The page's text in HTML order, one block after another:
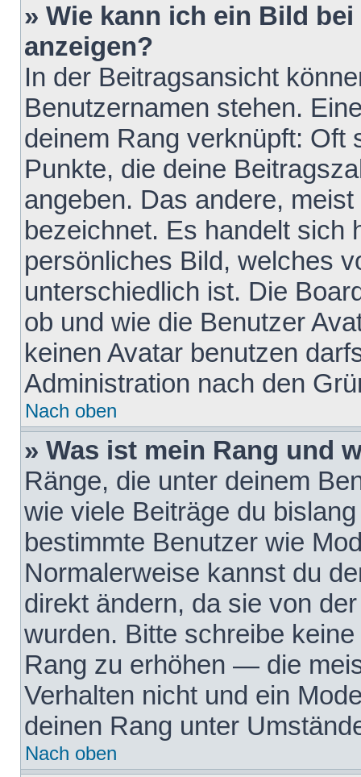
» Wie kann ich ein Bild
anzeigen?
In der Beitragsansicht
Benutzernamen stehen.
deinem Rang verknüpft: Oft
Punkte, die deine
angeben. Das andere,
bezeichnet. Es handelt sich
persönliches Bild, welches
unterschiedlich ist. Die
ob und wie die Benutzer
keinen Avatar benutzen
Administration nach den
Nach oben
» Was ist mein Rang und
Ränge, die unter deinem
wie viele Beiträge du
bestimmte Benutzer wie
Normalerweise kannst du
direkt ändern, da sie von
wurden. Bitte schreibe
Rang zu erhöhen — die
Verhalten nicht und ein
deinen Rang unter
Nach oben